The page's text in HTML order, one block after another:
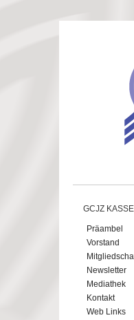
GCJZ
Präambel
Vorstand
Newsletter
Mediathek
Kontakt
Web Links